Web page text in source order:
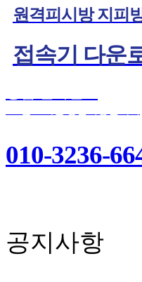
원격피시방 지피
접속기 다운
010-3236-
공지사항